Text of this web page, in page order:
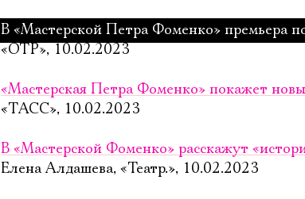
В «Мастерской Петра Фоменко» премьера
«ОТР», 10.02.2023
«Мастерская Петра Фоменко» покажет
«ТАСС», 10.02.2023
В «Мастерской Фоменко» расскажут
Елена Алдашева, «Театр.», 10.02.2023